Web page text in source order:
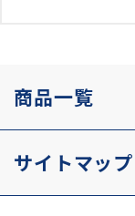
商品一覧
サイトマップ